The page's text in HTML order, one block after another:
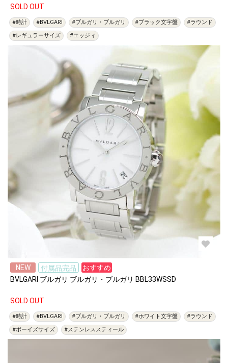
SOLD OUT
#時計 #BVLGARI #ブルガリ・ブルガリ #ブラック文字盤
#ラウンド
#レギュラーサイズ
#エッジィ
NEW 付属品完品
おすすめ
BVLGARI ブルガリ ブルガリ・ブルガリ BBL33WSSD
SOLD OUT
#時計 #BVLGARI #ブルガリ・ブルガリ #ホワイト文字盤
#ラウンド
#ボーイズサイズ
#ステンレススティール